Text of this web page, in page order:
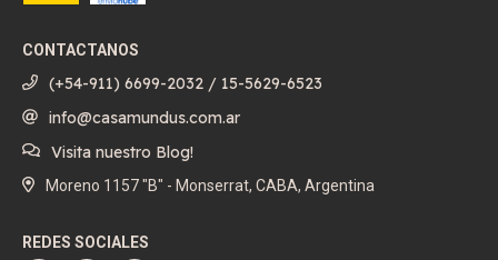
CONTACTANOS
(+54-911) 6699-2032 / 15-5629-6523
info@casamundus.com.ar
Visita nuestro Blog!
Moreno 1157 "B" - Monserrat, CABA, Argentina
REDES SOCIALES